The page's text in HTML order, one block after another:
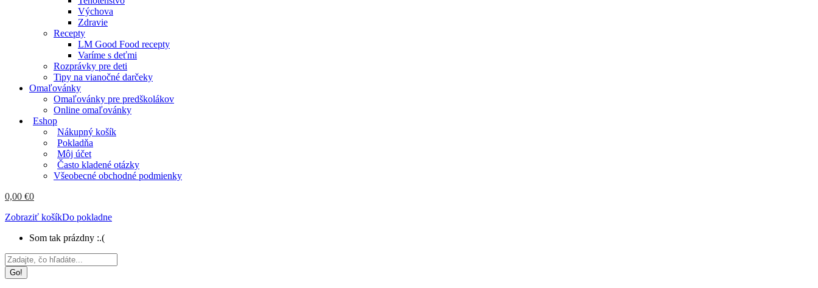
Výchova
Zdravie
Recepty
LM Good Food recepty
Varíme s deťmi
Rozprávky pre deti
Tipy na vianočné darčeky
Omaľovánky
Omaľovánky pre predškolákov
Online omaľovánky
Eshop
Nákupný košík
Pokladňa
Môj účet
Často kladené otázky
Všeobecné obchodné podmienky
0,00 €0
Zobraziť košíkDo pokladne
Som tak prázdny :.(
Search: